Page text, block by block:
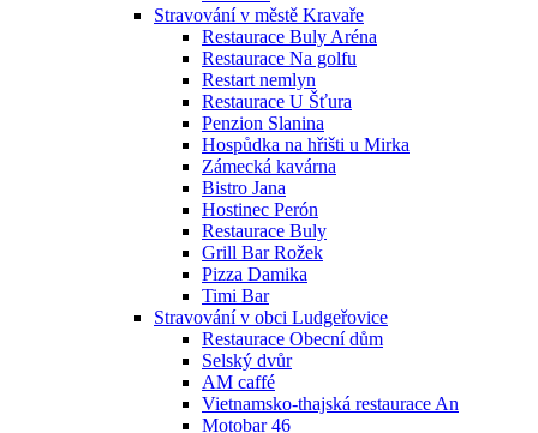
Stravování v městě Kravaře
Restaurace Buly Aréna
Restaurace Na golfu
Restart nemlyn
Restaurace U Šťura
Penzion Slanina
Hospůdka na hřišti u Mirka
Zámecká kavárna
Bistro Jana
Hostinec Perón
Restaurace Buly
Grill Bar Rožek
Pizza Damika
Timi Bar
Stravování v obci Ludgeřovice
Restaurace Obecní dům
Selský dvůr
AM caffé
Vietnamsko-thajská restaurace An
Motobar 46